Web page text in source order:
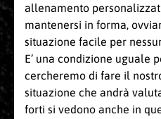
allenamento
mantenersi in forma,
situazione facile per
E’ una condizione uguale
cercheremo di fare il
situazione che andrà
forti si vedono anche in